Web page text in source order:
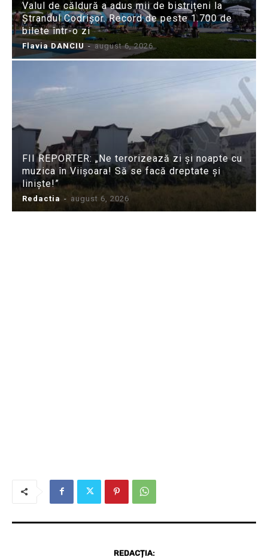
Valul de căldură a adus mii de bistrițeni la
Ștrandul Codrișor. Record de peste 1.700 de
bilete într-o zi
Flavia DANCIU - august 6, 2026
FII REPORTER: „Ne terorizează zi și noapte cu
muzica în Viișoara! Să se facă dreptate și
liniște!”
Redactia - august 6, 2026
REDACȚIA: